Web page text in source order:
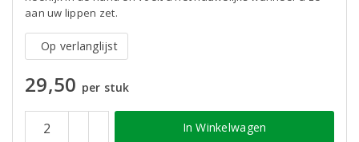
aan uw lippen zet.
Op verlanglijst
29,50 per stuk
In Winkelwagen